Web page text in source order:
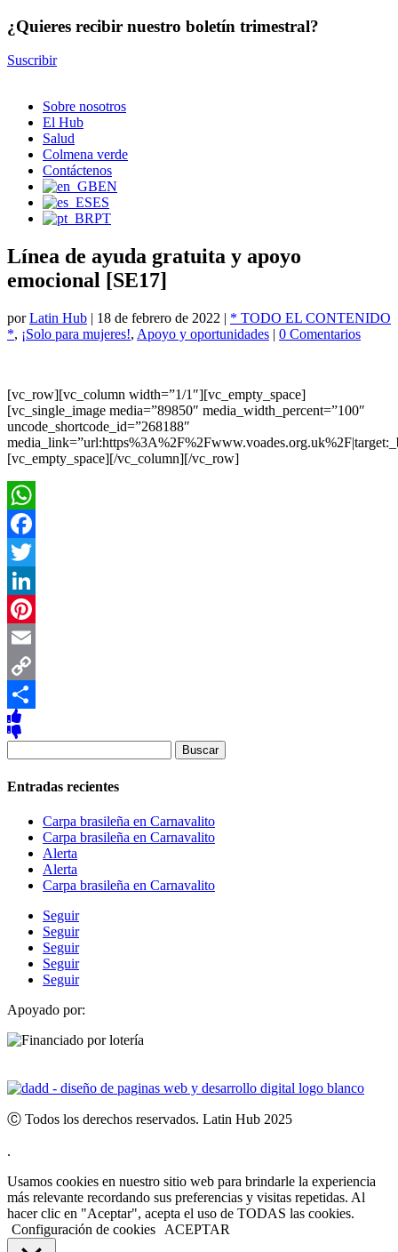
¿Quieres recibir nuestro boletín trimestral?
Suscribir
Sobre nosotros
El Hub
Salud
Colmena verde
Contáctenos
EN
ES
PT
Línea de ayuda gratuita y apoyo
emocional [SE17]
porLatin Hub | 18 de febrero de 2022 | * TODO EL CONTENIDO
*, ¡Solo para mujeres!, Apoyo y oportunidades | 0 Comentarios
[vc_row][vc_column width=”1/1″][vc_empty_space]
[vc_single_image media=”89850″ media_width_percent=”100″
uncode_shortcode_id=”268188″
[vc_empty_space][/vc_column][/vc_row]
WhatsApp
Facebook
Twitter
LinkedIn
Pinterest
Email
Copy
Link
Compartir
Entradas recientes
Carpa brasileña en Carnavalito
Carpa brasileña en Carnavalito
Alerta
Alerta
Carpa brasileña en Carnavalito
Seguir
Seguir
Seguir
Seguir
Seguir
Apoyado por:
Ⓒ Todos los derechos reservados. Latin Hub 2025
.
Usamos cookies en nuestro sitio web para brindarle la experiencia
más relevante recordando sus preferencias y visitas repetidas. Al
hacer clic en "Aceptar", acepta el uso de TODAS las cookies.
Configuración de cookies
ACEPTAR